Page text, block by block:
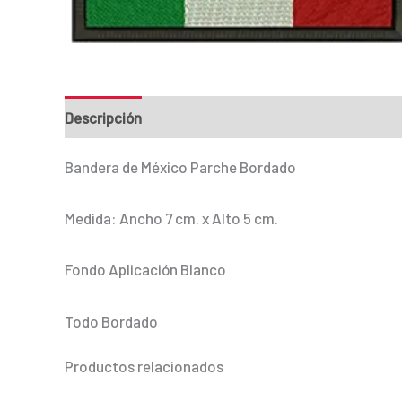
Descripción
Bandera de México Parche Bordado
Medida: Ancho 7 cm. x Alto 5 cm.
Fondo Aplicación Blanco
Todo Bordado
Productos relacionados